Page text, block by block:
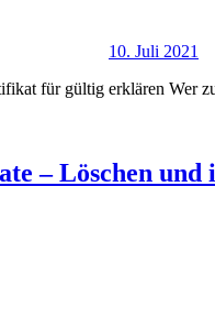
10. Juli 2021
für gültig erklären Wer
– Löschen und